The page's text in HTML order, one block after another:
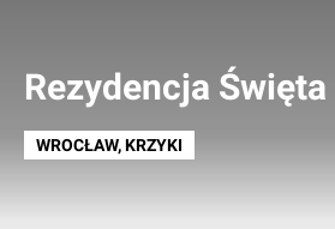
Rezydencja
WROCŁAW, KRZYKI